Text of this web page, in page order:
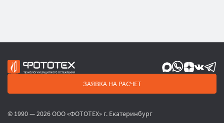
ЗАЯВКА НА РАСЧЕТ
© 1990 — 2026 ООО «ФОТОТЕХ» г. Екатеринбург